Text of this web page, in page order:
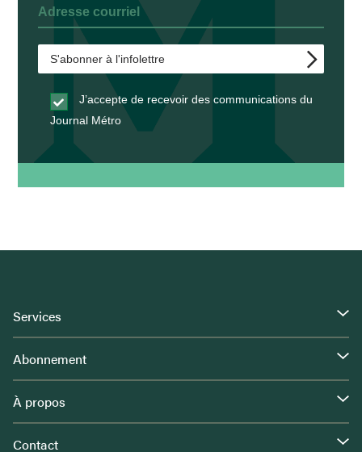
J’accepte de recevoir des communications du
Journal Métro
Services
Abonnement
À propos
Contact